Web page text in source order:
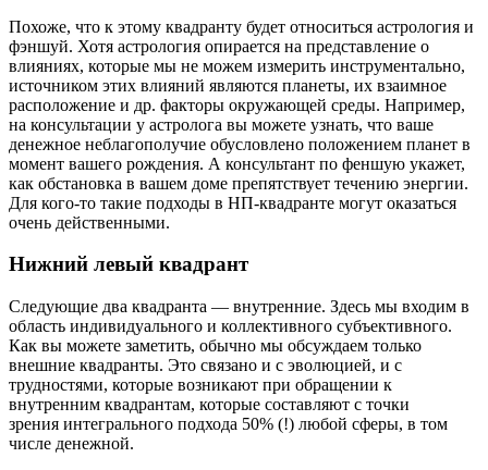
Похоже, что к этому квадранту будет относиться астрология и
фэншуй. Хотя астрология опирается на представление о
влияниях, которые мы не можем измерить инструментально,
источником этих влияний являются планеты, их взаимное
расположение и др. факторы окружающей среды. Например,
на консультации у астролога вы можете узнать, что ваше
денежное неблагополучие обусловлено положением планет в
момент вашего рождения. А консультант по феншую укажет,
как обстановка в вашем доме препятствует течению энергии.
Для кого-то такие подходы в НП-квадранте могут оказаться
очень действенными.
Нижний левый квадрант
Следующие два квадранта — внутренние. Здесь мы входим в
область индивидуального и коллективного субъективного.
Как вы можете заметить, обычно мы обсуждаем только
внешние квадранты. Это связано и с эволюцией, и с
трудностями, которые возникают при обращении к
внутренним квадрантам, которые составляют с точки
зрения интегрального подхода 50% (!) любой сферы, в том
числе денежной.